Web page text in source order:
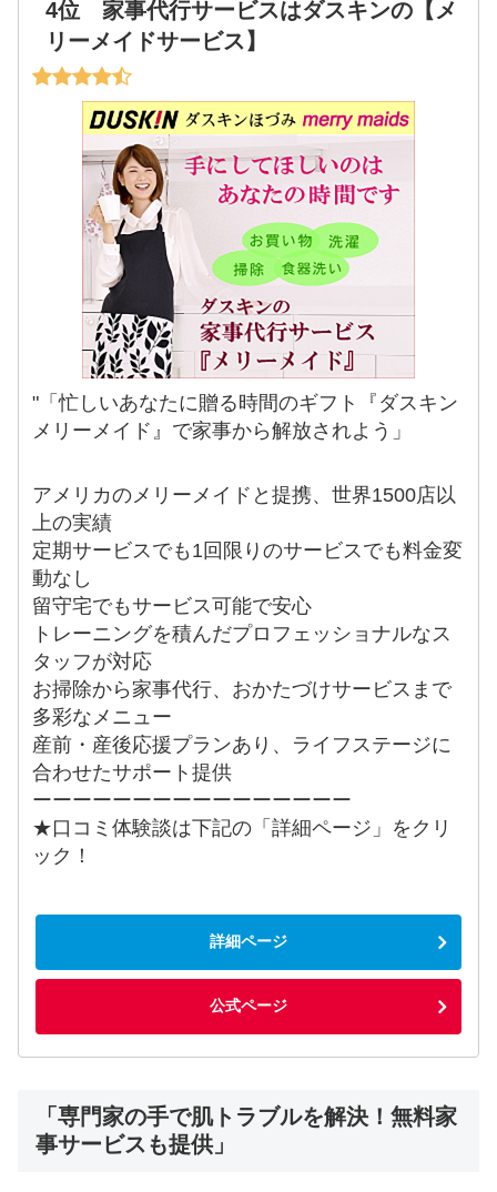
4位 家事代行サービスはダスキンの【メ
リーメイドサービス】
"「忙しいあなたに贈る時間のギフト『ダスキン
メリーメイド』で家事から解放されよう」
アメリカのメリーメイドと提携、世界1500店以
上の実績
定期サービスでも1回限りのサービスでも料金変
動なし
留守宅でもサービス可能で安心
トレーニングを積んだプロフェッショナルなス
タッフが対応
お掃除から家事代行、おかたづけサービスまで
多彩なメニュー
産前・産後応援プランあり、ライフステージに
合わせたサポート提供
ーーーーーーーーーーーーーーーー
★口コミ体験談は下記の「詳細ページ」をクリ
ック！
詳細ページ
公式ページ
「専門家の手で肌トラブルを解決！無料家
事サービスも提供」